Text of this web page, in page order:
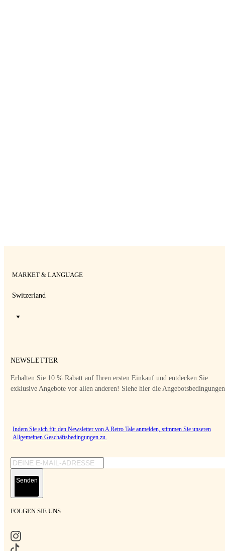
MARKET & LANGUAGE
Switzerland
NEWSLETTER
Erhalten Sie 10 % Rabatt auf Ihren ersten Einkauf und entdecken Sie
exklusive Angebote vor allen anderen! Siehe hier die
Indem Sie sich für den Newsletter von A Retro Tale anmelden, stimmen Sie unseren
Allgemeinen Geschäftsbedingungen zu.
Senden
FOLGEN SIE UNS